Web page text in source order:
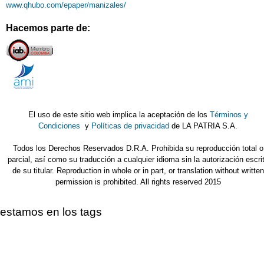
www.qhubo.com/epaper/manizales/
Hacemos parte de:
El uso de este sitio web implica la aceptación de los Términos y
Condiciones y Políticas de privacidad de LA PATRIA S.A.
Todos los Derechos Reservados D.R.A. Prohibida su reproducción total o
parcial, así como su traducción a cualquier idioma sin la autorización
de su titular. Reproduction in whole or in part, or translation without written
permission is prohibited. All rights reserved 2015
estamos en los tags